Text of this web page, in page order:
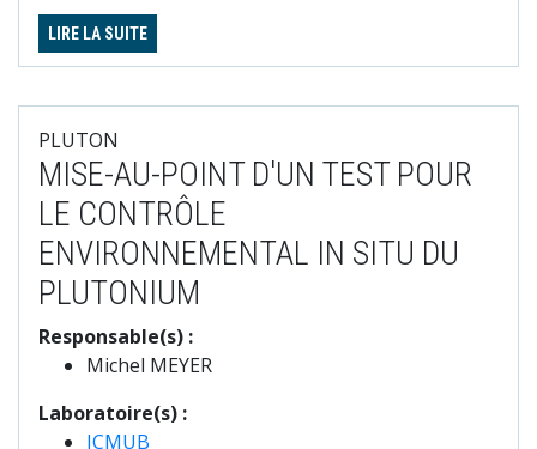
LIRE LA SUITE
PLUTON
MISE-AU-POINT D'UN TEST POUR
LE CONTRÔLE
ENVIRONNEMENTAL IN SITU DU
PLUTONIUM
Responsable(s) :
Michel MEYER
Laboratoire(s) :
ICMUB